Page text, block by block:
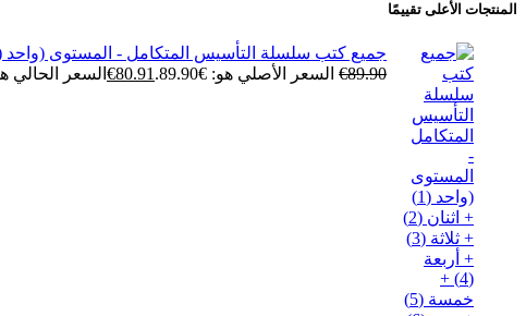
المنتجات الأعلى تقييمًا
جميع كتب سلسلة التأسيس المتكامل - المستوى (واحد (1) + اثنان (2) + ثلاثة (3) + أربعة (4) + خمسة (5) + ستة (6) + سبعة
€89.90 السعر الأصلي هو: €89.90. €80.91 السعر الحالي هو: